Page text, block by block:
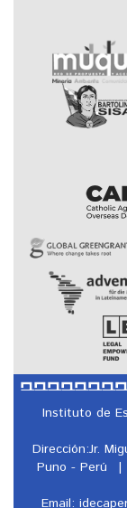
Instituto de
Dirección:Jr.
Puno - Perú
|
Email: